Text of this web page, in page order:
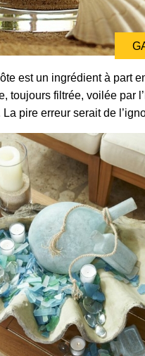
est un ingrédient à part
toujours filtrée, voilée par
pire erreur serait de